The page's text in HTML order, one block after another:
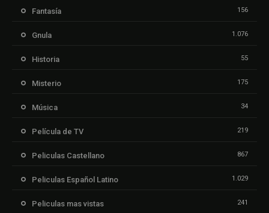
Fantasía 156
Gnula 1.076
Historia 55
Misterio 175
Música 34
Película de TV 219
Peliculas Castellano 867
Peliculas Español Latino 1.029
Peliculas mas vistas 241